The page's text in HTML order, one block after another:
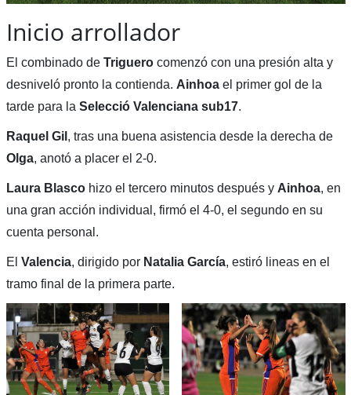
Inicio arrollador
El combinado de Triguerocomenzó con una presión alta y
desniveló pronto la contienda. Ainhoael primer gol de la
tarde para la Selecció Valenciana sub17.
Raquel Gil , tras una buena asistencia desde la derecha de
Olga, anotó a placer el 2-0.
Laura Blascohizo el tercero minutos después y Ainhoa, en
una gran acción individual, firmó el 4-0, el segundo en su
cuenta personal.
El Valencia, dirigido por Natalia García, estiró lineas en el
tramo final de la primera parte.